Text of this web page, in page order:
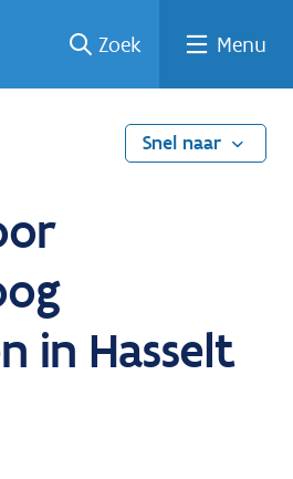
Zoek Menu
Snel naar
in Hasselt